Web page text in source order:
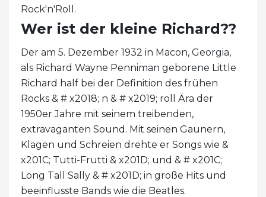
Rock'n'Roll.
Wer ist der kleine Richard??
Der am 5. Dezember 1932 in Macon, Georgia,
als Richard Wayne Penniman geborene Little
Richard half bei der Definition des frühen
Rocks & # x2018; n & # x2019; roll Ära der
1950er Jahre mit seinem treibenden,
extravaganten Sound. Mit seinen Gaunern,
Klagen und Schreien drehte er Songs wie &
x201C; Tutti-Frutti & x201D; und & # x201C;
Long Tall Sally & # x201D; in große Hits und
beeinflusste Bands wie die Beatles.